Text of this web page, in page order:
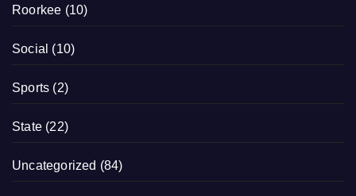
Roorkee (10)
Social (10)
Sports (2)
State (22)
Uncategorized (84)